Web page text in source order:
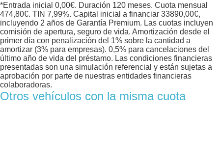
*Entrada inicial 0,00€. Duración 120 meses. Cuota mensual
474,80€. TIN 7,99%. Capital inicial a financiar 33890,00€,
incluyendo 2 años de Garantía Premium. Las cuotas incluyen
comisión de apertura, seguro de vida. Amortización desde el
primer día con penalización del 1% sobre la cantidad a
amortizar (3% para empresas). 0,5% para cancelaciones del
último año de vida del préstamo. Las condiciones financieras
presentadas son una simulación referencial y están sujetas a
aprobación por parte de nuestras entidades financieras
colaboradoras.
Otros vehículos con la misma cuota